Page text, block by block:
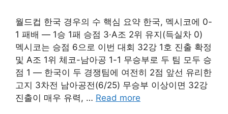
월드컵 한국 경우의 수 핵심 요약 한국, 멕시코에 0-
1 패배 — 1승 1패 승점 3·A조 2위 유지(득실차 0)
멕시코는 승점 6으로 이번 대회 32강 1호 진출 확정
및 A조 1위 체코-남아공 1-1 무승부로 두 팀 모두 승
점 1 — 한국이 두 경쟁팀에 여전히 2점 앞선 유리한
고지 3차전 남아공전(6/25) 무승부 이상이면 32강
진출이 매우 유력, … Read more